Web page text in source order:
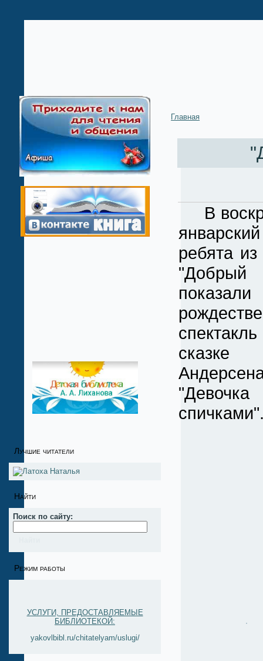
Лучшие читатели
Найти
Поиск по сайту:
Режим работы
УСЛУГИ, ПРЕДОСТАВЛЯЕМЫЕ
БИБЛИОТЕКОЙ:
yakovlbibl.ru/chitatelyam/uslugi/
Главная
В
ребята
"Добрый
показали